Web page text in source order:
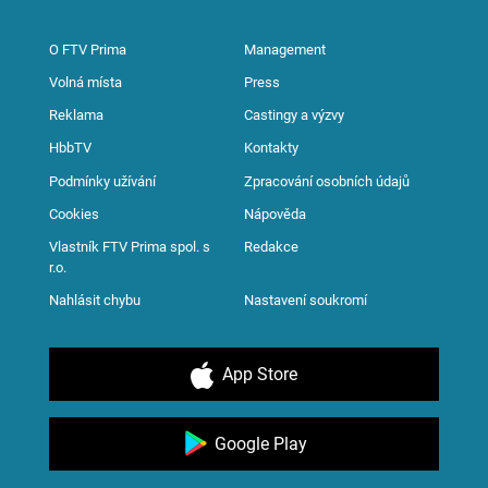
O FTV Prima Management
Volná místa Press
Reklama Castingy a výzvy
HbbTV Kontakty
Podmínky užívání Zpracování osobních údajů
Cookies Nápověda
Vlastník FTV Prima spol. s
r.o.
Redakce
Nahlásit chybu Nastavení soukromí
App Store
Google Play